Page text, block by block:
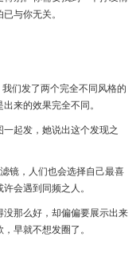
与你无关。
们发了两个完全不同风格的
来的效果完全不同。
起发，她说出这个发现之
镜，人们也会选择自己最喜
会遇到同频之人。
那么好，却偏偏要展示出来
早就不想发圈了。